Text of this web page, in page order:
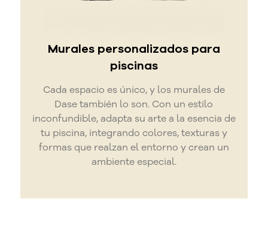
Murales personalizados para
piscinas
Cada espacio es único, y los murales de
Dase también lo son. Con un estilo
inconfundible, adapta su arte a la esencia de
tu piscina, integrando colores, texturas y
formas que realzan el entorno y crean un
ambiente especial.